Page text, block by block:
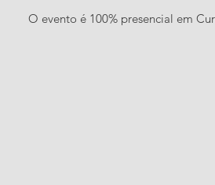
O evento é 100% presencial em